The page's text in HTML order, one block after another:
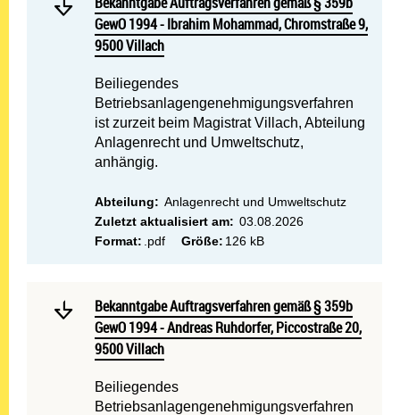
GewO 1994 - Ibrahim Mohammad, Chromstraße 9,
9500 Villach
Beiliegendes
Betriebsanlagengenehmigungsverfahren
ist zurzeit beim Magistrat Villach, Abteilung
Anlagenrecht und Umweltschutz,
anhängig.
Abteilung: Anlagenrecht und Umweltschutz
Zuletzt aktualisiert am: 03.08.2026
Format: .pdf Größe: 126 kB
Mehr lesen:
Bekanntgabe Auftragsverfahren gemäß § 359b GewO
Bekanntgabe Auftragsverfahren gemäß § 359b
GewO 1994 - Andreas Ruhdorfer, Piccostraße 20,
9500 Villach
Beiliegendes
Betriebsanlagengenehmigungsverfahren